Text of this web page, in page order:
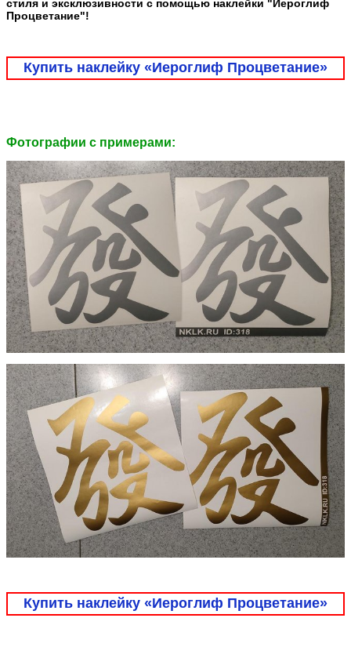
стиля и эксклюзивности с помощью наклейки "Иероглиф
Процветание"!
Купить наклейку «Иероглиф Процветание»
Фотографии c примерами:
Купить наклейку «Иероглиф Процветание»